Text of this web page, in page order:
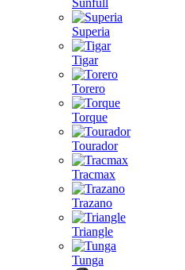
Sunfull
Superia
Tigar
Torero
Torque
Tourador
Tracmax
Trazano
Triangle
Tunga